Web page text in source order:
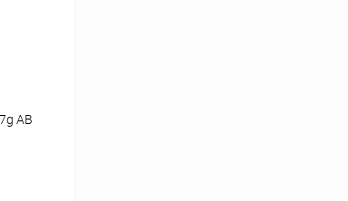
AB